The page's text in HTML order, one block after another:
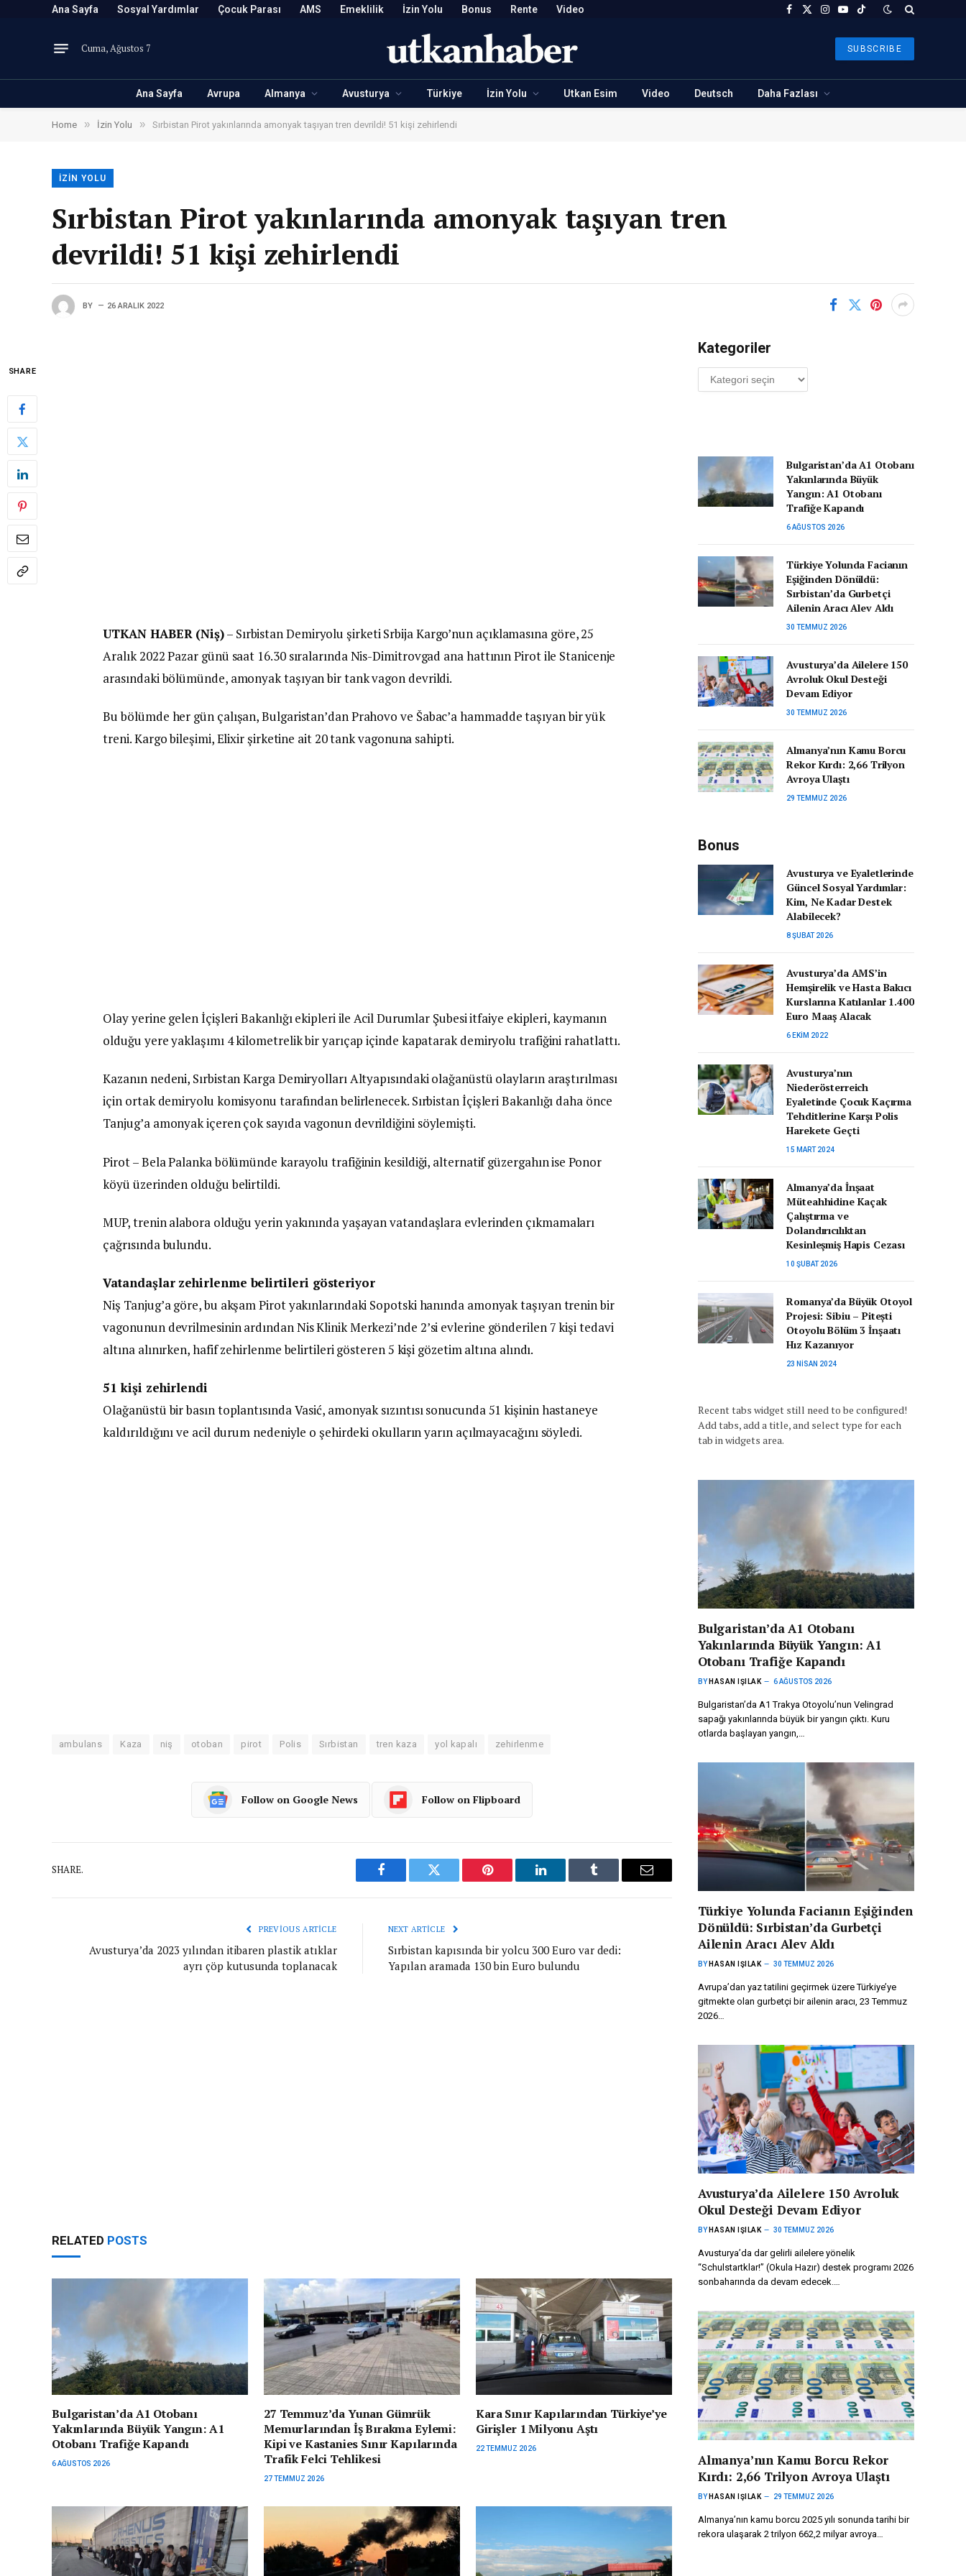
Ana Sayfa Sosyal Yardımlar Çocuk Parası AMS Emeklilik İzin Yolu Bonus Rente Video Facebook
X
Instagram
YouTubeTikTok
Cuma, Ağustos 7 SUBSCRIBE
Ana Sayfa Avrupa Almanya Avusturya Türkiye İzin Yolu Utkan Esim Video Deutsch Daha Fazlası
Home » İzin Yolu » Sırbistan Pirot yakınlarında amonyak taşıyan tren devrildi! 51 kişi zehirlendi
İZIN YOLU
Sırbistan Pirot yakınlarında amonyak taşıyan tren
devrildi! 51 kişi zehirlendi
BY 26 ARALIK 2022
SHARE
UTKAN HABER (Niş)– Sırbistan Demiryolu şirketi Srbija Kargo’nun açıklamasına göre, 25
Aralık 2022 Pazar günü saat 16.30 sıralarında Nis-Dimitrovgad ana hattının Pirot ile Stanicenje
arasındaki bölümünde, amonyak taşıyan bir tank vagon devrildi.
Bu bölümde her gün çalışan, Bulgaristan’dan Prahovo ve Šabac’a hammadde taşıyan bir yük
treni. Kargo bileşimi, Elixir şirketine ait 20 tank vagonuna sahipti.
Olay yerine gelen İçişleri Bakanlığı ekipleri ile Acil Durumlar Şubesi itfaiye ekipleri, kaymanın
olduğu yere yaklaşımı 4 kilometrelik bir yarıçap içinde kapatarak demiryolu trafiğini rahatlattı.
Kazanın nedeni, Sırbistan Karga Demiryolları Altyapısındaki olağanüstü olayların araştırılması
için ortak demiryolu komisyonu tarafından belirlenecek. Sırbistan İçişleri Bakanlığı daha önce
Tanjug’a amonyak içeren çok sayıda vagonun devrildiğini söylemişti.
Pirot – Bela Palanka bölümünde karayolu trafiğinin kesildiği, alternatif güzergahın ise Ponor
köyü üzerinden olduğu belirtildi.
MUP, trenin alabora olduğu yerin yakınında yaşayan vatandaşlara evlerinden çıkmamaları
çağrısında bulundu.
Vatandaşlar zehirlenme belirtileri gösteriyor
Niş Tanjug’a göre, bu akşam Pirot yakınlarındaki Sopotski hanında amonyak taşıyan trenin bir
vagonunun devrilmesinin ardından Nis Klinik Merkezi’nde 2’si evlerine gönderilen 7 kişi tedavi
altına alınırken, hafif zehirlenme belirtileri gösteren 5 kişi gözetim altına alındı.
51 kişi zehirlendi
Olağanüstü bir basın toplantısında Vasić, amonyak sızıntısı sonucunda 51 kişinin hastaneye
kaldırıldığını ve acil durum nedeniyle o şehirdeki okulların yarın açılmayacağını söyledi.
ambulans Kaza niş otoban pirot Polis Sırbistan tren kaza yol kapalı zehirlenme
Follow on Google News Follow on Flipboard
SHARE.
Facebook Twitter Pinterest LinkedIn Tumblr Email
PREVIOUS ARTICLE
Avusturya’da 2023 yılından itibaren plastik atıklar
ayrı çöp kutusunda toplanacak
NEXT ARTICLE
Sırbistan kapısında bir yolcu 300 Euro var dedi:
Yapılan aramada 130 bin Euro bulundu
RELATED POSTS
Bulgaristan’da A1 Otobanı
Yakınlarında Büyük Yangın: A1
Otobanı Trafiğe Kapandı
6 AĞUSTOS 2026
27 Temmuz’da Yunan Gümrük
Memurlarından İş Bırakma Eylemi:
Kipi ve Kastanies Sınır Kapılarında
Trafik Felci Tehlikesi
27 TEMMUZ 2026
Kara Sınır Kapılarından Türkiye’ye
Girişler 1 Milyonu Aştı
22 TEMMUZ 2026
Kategoriler
Kategoriler
Bulgaristan’da A1 Otobanı
Yakınlarında Büyük
Yangın: A1 Otobanı
Trafiğe Kapandı
6 AĞUSTOS 2026
Türkiye Yolunda Facianın
Eşiğinden Dönüldü:
Sırbistan’da Gurbetçi
Ailenin Aracı Alev Aldı
30 TEMMUZ 2026
Avusturya’da Ailelere 150
Avroluk Okul Desteği
Devam Ediyor
30 TEMMUZ 2026
Almanya’nın Kamu Borcu
Rekor Kırdı: 2,66 Trilyon
Avroya Ulaştı
29 TEMMUZ 2026
Bonus
Avusturya ve Eyaletlerinde
Güncel Sosyal Yardımlar:
Kim, Ne Kadar Destek
Alabilecek?
8 ŞUBAT 2026
Avusturya’da AMS’in
Hemşirelik ve Hasta Bakıcı
Kurslarına Katılanlar 1.400
Euro Maaş Alacak
6 EKIM 2022
Avusturya’nın
Niederösterreich
Eyaletinde Çocuk Kaçırma
Tehditlerine Karşı Polis
Harekete Geçti
15 MART 2024
Almanya’da İnşaat
Müteahhidine Kaçak
Çalıştırma ve
Dolandırıcılıktan
Kesinleşmiş Hapis Cezası
10 ŞUBAT 2026
Romanya’da Büyük Otoyol
Projesi: Sibiu – Pitești
Otoyolu Bölüm 3 İnşaatı
Hız Kazanıyor
23 NISAN 2024
Recent tabs widget still need to be configured!
Add tabs, add a title, and select type for each
tab in widgets area.
Bulgaristan’da A1 Otobanı
Yakınlarında Büyük Yangın: A1
Otobanı Trafiğe Kapandı
BY HASAN IŞILAK 6 AĞUSTOS 2026
Bulgaristan’da A1 Trakya Otoyolu’nun Velingrad
sapağı yakınlarında büyük bir yangın çıktı. Kuru
otlarda başlayan yangın,…
Türkiye Yolunda Facianın Eşiğinden
Dönüldü: Sırbistan’da Gurbetçi
Ailenin Aracı Alev Aldı
BY HASAN IŞILAK 30 TEMMUZ 2026
Avrupa’dan yaz tatilini geçirmek üzere Türkiye’ye
gitmekte olan gurbetçi bir ailenin aracı, 23 Temmuz
2026…
Avusturya’da Ailelere 150 Avroluk
Okul Desteği Devam Ediyor
BY HASAN IŞILAK 30 TEMMUZ 2026
Avusturya’da dar gelirli ailelere yönelik
“Schulstartklar!” (Okula Hazır) destek programı 2026
sonbaharında da devam edecek.…
Almanya’nın Kamu Borcu Rekor
Kırdı: 2,66 Trilyon Avroya Ulaştı
BY HASAN IŞILAK 29 TEMMUZ 2026
Almanya’nın kamu borcu 2025 yılı sonunda tarihi bir
rekora ulaşarak 2 trilyon 662,2 milyar avroya…